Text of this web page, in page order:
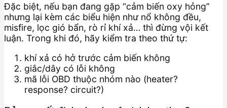
Đặc biệt, nếu bạn đang gặp “cảm biến oxy hỏng”
nhưng lại kèm các biểu hiện như nổ không đều,
misfire, lọc gió bẩn, rò rỉ khí xả… thì đừng vội kết
luận. Trong khi đó, hãy kiểm tra theo thứ tự:
khí xả có hở trước cảm biến không
giắc/dây có lỗi không
mã lỗi OBD thuộc nhóm nào (heater?
response? circuit?)